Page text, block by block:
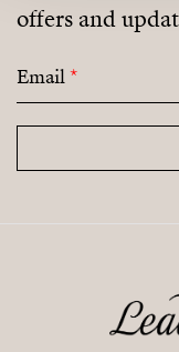
offers and
Email*